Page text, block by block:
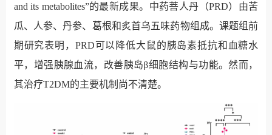
and its metabolites”的最新成果。中药菩人丹 （PRD） 由苦
瓜、人参、丹参、葛根和炙首乌五味药物组成。课题组前
期研究表明， PRD可以降低大鼠的胰岛素抵抗和血糖水
平，增强胰腺血流，改善胰岛β细胞结构与功能。然而，
其治疗T2DM的主要机制尚不清楚。